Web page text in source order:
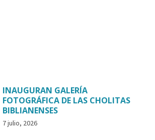
INAUGURAN GALERÍA
FOTOGRÁFICA DE LAS CHOLITAS
BIBLIANENSES
7 julio, 2026